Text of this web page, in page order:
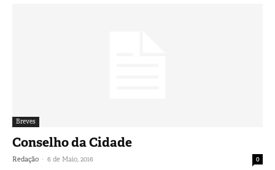
Breves
Conselho da Cidade
Redação - 6 de Maio, 2016 0